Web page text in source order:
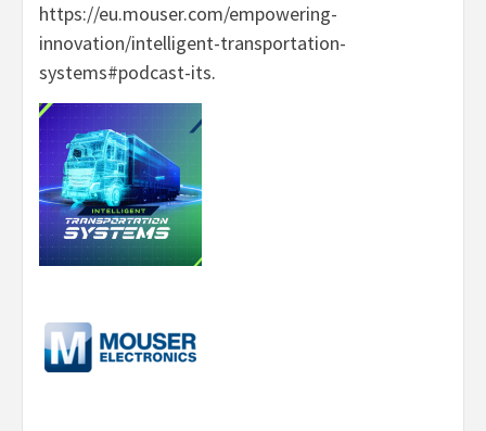
https://eu.mouser.com/empowering-
innovation/intelligent-transportation-
systems#podcast-its.